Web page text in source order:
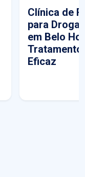
Clínica de
para
em Belo
Tratamento
Eficaz